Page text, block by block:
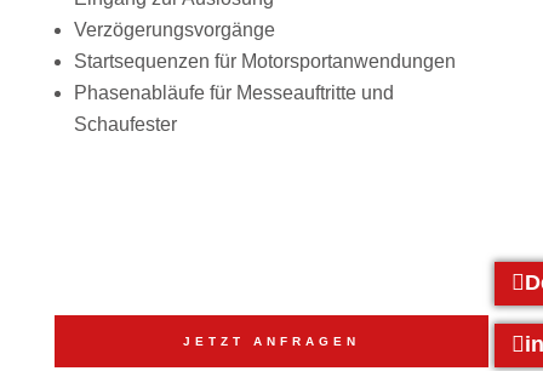
Verzögerungsvorgänge
Startsequenzen für Motorsportanwendungen
Phasenabläufe für Messeauftritte und
Schaufester
JETZT ANFRAGEN